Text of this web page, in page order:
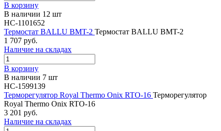
В корзину
В наличии 12 шт
НС-1101652
Термостат BALLU BMT-2 Термостат BALLU BMT-2
1 707 руб.
Наличие на складах
В корзину
В наличии 7 шт
НС-1599139
Терморегулятор Royal Thermo Onix RTO-16 Терморегулятор
Royal Thermo Onix RTO-16
3 201 руб.
Наличие на складах